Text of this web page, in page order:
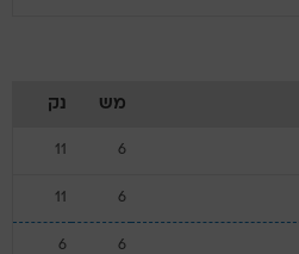
מש נק
6
11
6
11
6
6